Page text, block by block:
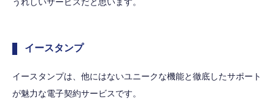
イースタンプ
イースタンプは、他にはないユニークな機能と徹底したサポート
が魅力な電子契約サービスです。